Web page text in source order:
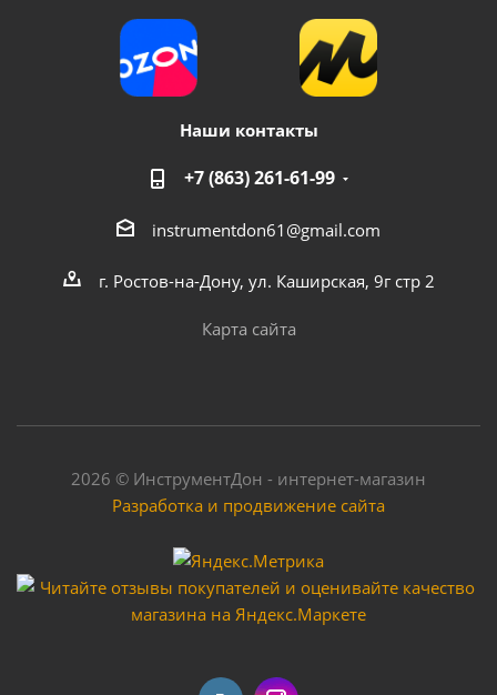
Наши контакты
+7 (863) 261-61-99
instrumentdon61@gmail.com
г. Ростов-на-Дону, ул. Каширская, 9г стр 2
Карта сайта
2026 © ИнструментДон - интернет-магазин
Разработка и продвижение сайта